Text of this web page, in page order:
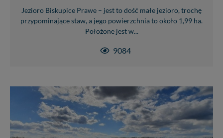
Jezioro Biskupice Prawe – jest to dość małe jezioro, trochę
przypominające staw, a jego powierzchnia to około 1,99 ha.
Położone jest w...
9084